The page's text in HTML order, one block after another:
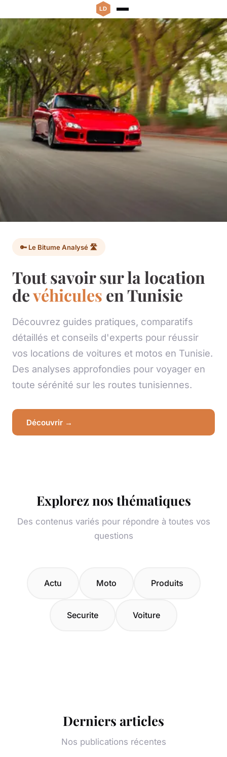
🔑 Le Bitume Analysé 🛣️
Tout savoir sur la location
devéhicules en Tunisie
Découvrez guides pratiques, comparatifs
détaillés et conseils d'experts pour réussir
vos locations de voitures et motos en Tunisie.
Des analyses approfondies pour voyager en
toute sérénité sur les routes tunisiennes.
Découvrir →
Explorez nos thématiques
Des contenus variés pour répondre à toutes vos
questions
Actu Moto Produits
Securite Voiture
Derniers articles
Nos publications récentes